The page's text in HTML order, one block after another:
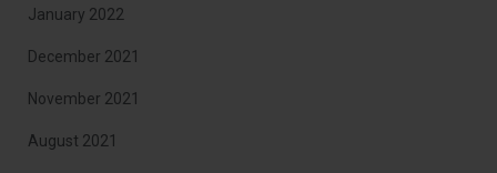
January 2022
December 2021
November 2021
August 2021